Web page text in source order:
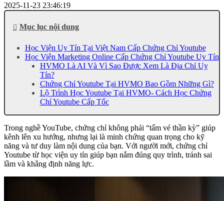
2025-11-23 23:46:19
Mục lục nội dung
Học Viện Uy Tín Tại Việt Nam Cấp Chứng Chỉ Youtube
Học Viện Marketing Online Cấp Chứng Chỉ Youtube Uy Tín
HVMO Là AI Và Vì Sao Được Xem Là Địa Chỉ Uy
Tín?
Chứng Chỉ Youtube Tại HVMO Bao Gồm Những Gì?
Lộ Trình Học Youtube Tại HVMO- Cách Học Chứng
Chỉ Youtube Cấp Tốc
Trong nghề YouTube, chứng chỉ không phải “tấm vé thần kỳ” giúp
kênh lên xu hướng, nhưng lại là minh chứng quan trọng cho kỹ
năng và tư duy làm nội dung của bạn. Với người mới, chứng chỉ
Youtube từ học viện uy tín giúp bạn nắm đúng quy trình, tránh sai
lầm và khẳng định năng lực.